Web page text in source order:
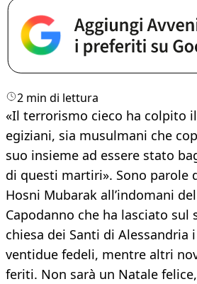
2 min di lettura
«Il terrorismo cieco ha colpito
egiziani, sia musulmani che
suo insieme ad essere stato
di questi martiri». Sono parole
Hosni Mubarak all’indomani
Capodanno che ha lasciato sul
chiesa dei Santi di Alessandria
ventidue fedeli, mentre altri
feriti. Non sarà un Natale